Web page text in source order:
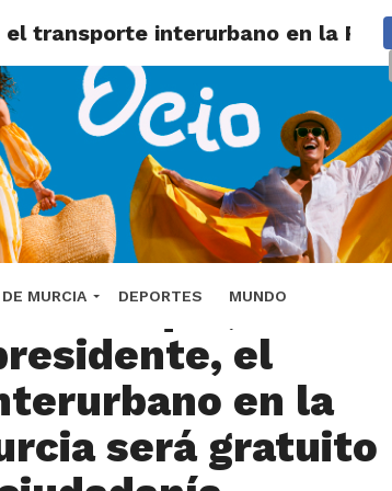
MURCIA DEPORTES MUNDO
transporte interurbano en la
que,
el
en la
será gratuito